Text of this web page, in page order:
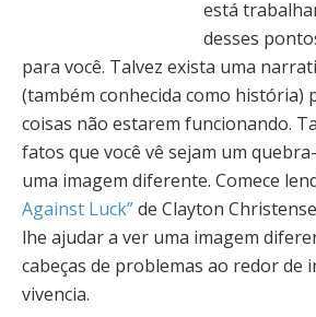
está
desses
para você. Talvez exista uma
(também conhecida como história)
coisas não estarem funcionando.
fatos que você vê sejam um
uma imagem diferente. Comece
Against Luck”de Clayton
lhe ajudar a ver uma imagem
cabeças de problemas ao redor de
vivencia.